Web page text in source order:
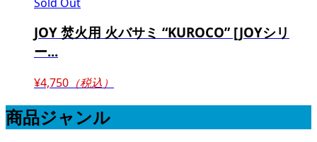
JOY 焚火用 火バサミ “KUROCO” [JOYシリ
ー...
¥4,750 （税込）
商品ジャンル